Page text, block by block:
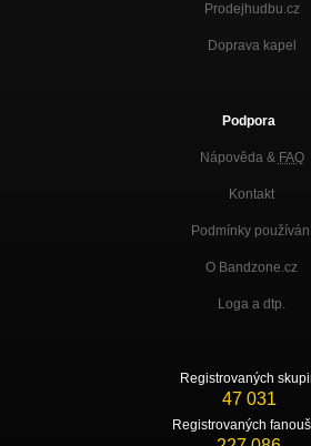
Prodejhudbu.cz
Doprava kapel
Podpora
Nápověda & FAQ
Kontakt
Podmínky
O Bandzone.cz
Loga a dtp.
Registrovaných
47 031
Registrovaných